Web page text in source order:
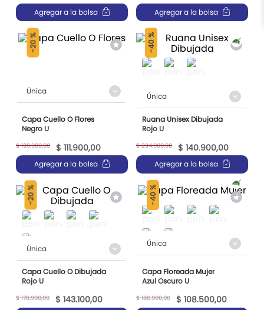
Agregar a la bolsa Agregar a la bolsa
-
20 %
Única
Capa Cuello O Flores
Negro U
$ 139.900,00 $ 111.900,00
Agregar a la bolsa
40 %
Única
Ruana Unisex Dibujada
Rojo U
$ 234.900,00 $ 140.900,00
Agregar a la bolsa
-
20 %
Única
Capa Cuello O Dibujada
Rojo U
$ 178.900,00 $ 143.100,00
-
40 %
Única
Capa Floreada Mujer
Azul Oscuro U
$ 180.900,00 $ 108.500,00